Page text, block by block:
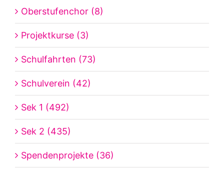
Oberstufenchor (8)
Projektkurse (3)
Schulfahrten (73)
Schulverein (42)
Sek 1 (492)
Sek 2 (435)
Spendenprojekte (36)